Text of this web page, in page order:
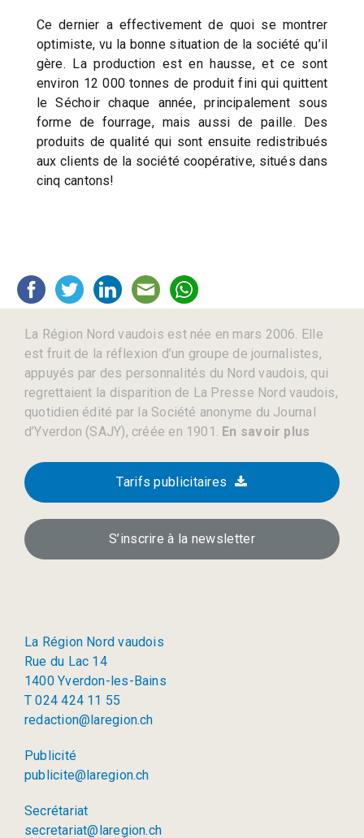
Ce dernier a effectivement de quoi se montrer
optimiste, vu la bonne situation de la société qu’il
gère. La production est en hausse, et ce sont
environ 12 000 tonnes de produit fini qui quittent
le Séchoir chaque année, principalement sous
forme de fourrage, mais aussi de paille. Des
produits de qualité qui sont ensuite redistribués
aux clients de la société coopérative, situés dans
cinq cantons!
La Région Nord vaudois est née en mars 2006. Elle
est fruit de la réflexion d’un groupe de journalistes,
appuyés par des personnalités du Nord vaudois, qui
regrettaient la disparition de La Presse Nord vaudois,
quotidien édité par la Société anonyme du Journal
d’Yverdon (SAJY), créée en 1901. En savoir plus
Tarifs publicitaires
S’inscrire à la newsletter
La Région Nord vaudois
Rue du Lac 14
1400 Yverdon-les-Bains
T 024 424 11 55
redaction@laregion.ch
Publicité
publicite@laregion.ch
Secrétariat
secretariat@laregion.ch